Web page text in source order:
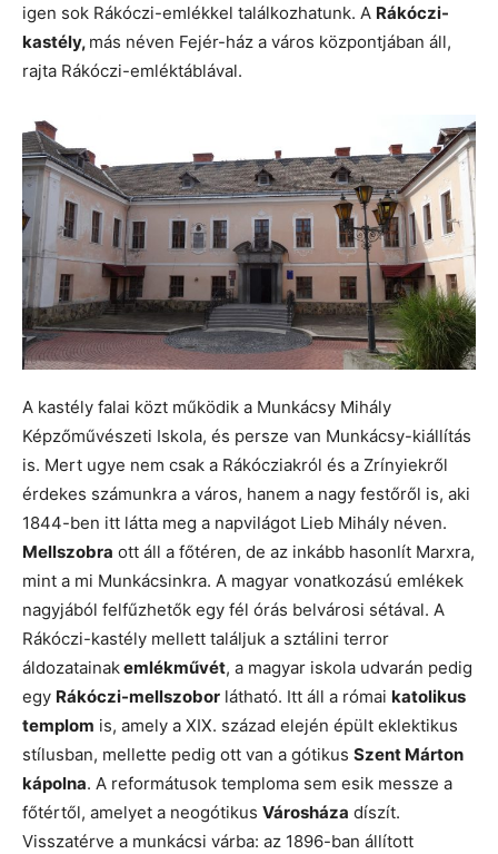
igen sok Rákóczi-emlékkel találkozhatunk. A Rákóczi-
kastély, más néven Fejér-ház a város központjában áll,
rajta Rákóczi-emléktáblával.
A kastély falai közt működik a Munkácsy Mihály
Képzőművészeti Iskola, és persze van Munkácsy-kiállítás
is. Mert ugye nem csak a Rákócziakról és a Zrínyiekről
érdekes számunkra a város, hanem a nagy festőről is, aki
1844-ben itt látta meg a napvilágot Lieb Mihály néven.
Mellszobra ott áll a főtéren, de az inkább hasonlít Marxra,
mint a mi Munkácsinkra. A magyar vonatkozású emlékek
nagyjából felfűzhetők egy fél órás belvárosi sétával. A
Rákóczi-kastély mellett találjuk a sztálini terror
áldozatainakemlékművét, a magyar iskola udvarán pedig
egy Rákóczi-mellszobor látható. Itt áll a római katolikus
templom is, amely a XIX. század elején épült eklektikus
stílusban, mellette pedig ott van a gótikus Szent Márton
kápolna. A reformátusok temploma sem esik messze a
főtértől, amelyet a neogótikus Városháza díszít.
Visszatérve a munkácsi várba: az 1896-ban állított